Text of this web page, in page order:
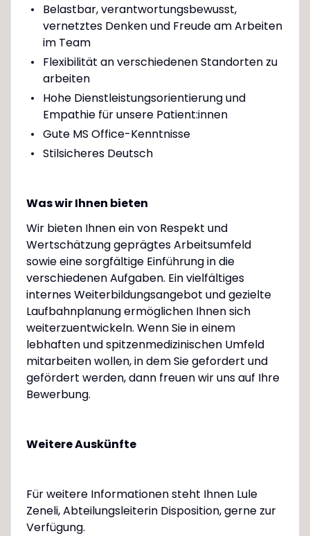
Belastbar, verantwortungsbewusst,
vernetztes Denken und Freude am Arbeiten
im Team
Flexibilität an verschiedenen Standorten zu
arbeiten
Hohe Dienstleistungsorientierung und
Empathie für unsere Patient:innen
Gute MS Office-Kenntnisse
Stilsicheres Deutsch
Was wir Ihnen bieten
Wir bieten Ihnen ein von Respekt und
Wertschätzung geprägtes Arbeitsumfeld
sowie eine sorgfältige Einführung in die
verschiedenen Aufgaben. Ein vielfältiges
internes Weiterbildungsangebot und gezielte
Laufbahnplanung ermöglichen Ihnen sich
weiterzuentwickeln. Wenn Sie in einem
lebhaften und spitzenmedizinischen Umfeld
mitarbeiten wollen, in dem Sie gefordert und
gefördert werden, dann freuen wir uns auf Ihre
Bewerbung.
Weitere Auskünfte
Für weitere Informationen steht Ihnen Lule
Zeneli, Abteilungsleiterin Disposition, gerne zur
Verfügung.